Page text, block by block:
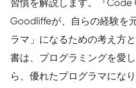
習慣を解説します。『Code
Goodliffeが、自らの経験を
ラマ」になるための考え方
書は、プログラミングを愛
ら、優れたプログラマにな